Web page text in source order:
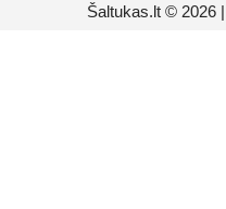
Šaltukas.lt © 2026